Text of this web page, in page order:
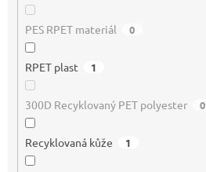
PES RPET materiál 0
RPET plast 1
300D Recyklovaný PET polyester 0
Recyklovaná kůže 1